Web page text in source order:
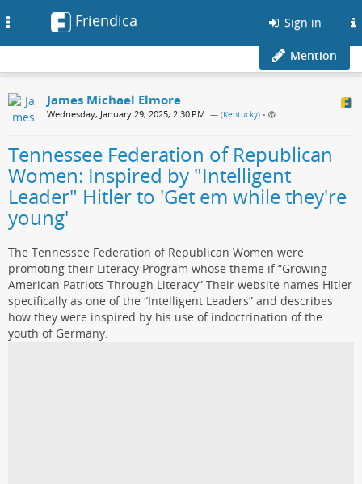
Friendica Sign in
Mention
James Michael Elmore
Wednesday, January 29, 2025, 2:30 PM — (Kentucky) •
Tennessee Federation of Republican
Women: Inspired by "Intelligent
Leader" Hitler to 'Get em while they're
young'
The Tennessee Federation of Republican Women were
promoting their Literacy Program whose theme if “Growing
American Patriots Through Literacy” Their website names Hitler
specifically as one of the “Intelligent Leaders” and describes
how they were inspired by his use of indoctrination of the
youth of Germany.